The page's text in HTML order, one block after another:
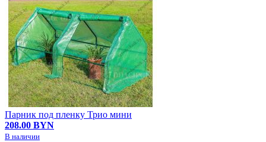
Парник под пленку Трио мини
208.00 BYN
В наличии